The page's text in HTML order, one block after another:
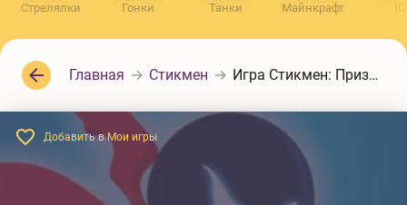
Стрелялки Гонки Танки Майнкрафт IO
Главная Стикмен Игра Стикмен: Призрачный воин
Добавить в Мои игры